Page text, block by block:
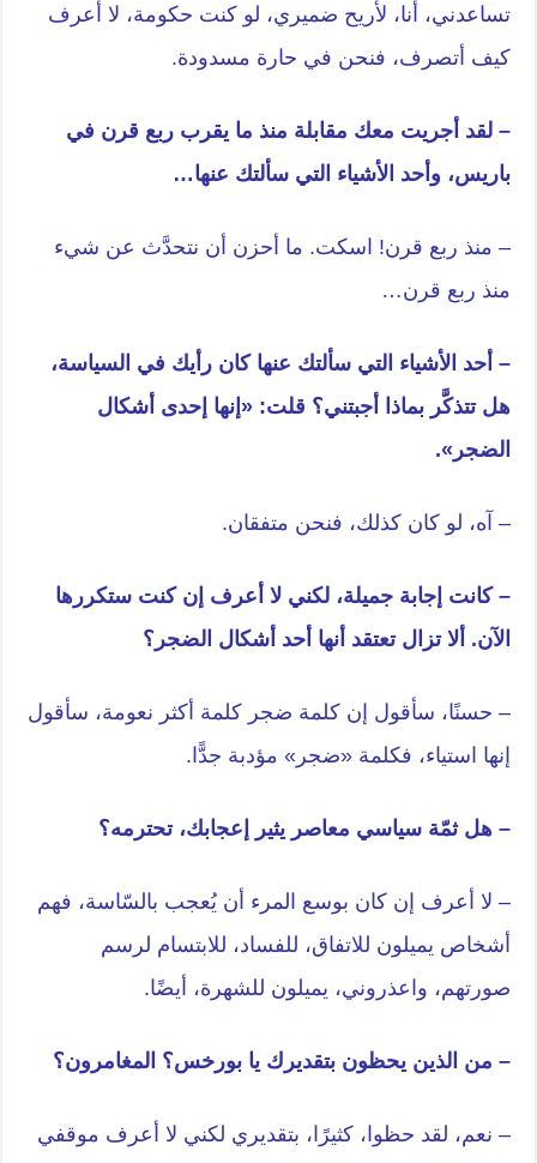
تساعدني، أنا، لأريح ضميري، لو كنت حكومة، لا أعرف
كيف أتصرف، فنحن في حارة مسدودة.
– لقد أجريت معك مقابلة منذ ما يقرب ربع قرن في
باريس، وأحد الأشياء التي سألتك عنها…
– منذ ربع قرن! اسكت. ما أحزن أن نتحدَّث عن شيء
منذ ربع قرن…
– أحد الأشياء التي سألتك عنها كان رأيك في السياسة،
هل تتذكَّر بماذا أجبتني؟ قلت: «إنها إحدى أشكال
الضجر».
– آه، لو كان كذلك، فنحن متفقان.
– كانت إجابة جميلة، لكني لا أعرف إن كنت ستكررها
الآن. ألا تزال تعتقد أنها أحد أشكال الضجر؟
– حسنًا، سأقول إن كلمة ضجر كلمة أكثر نعومة، سأقول
إنها استياء، فكلمة «ضجر» مؤدبة جدًّا.
– هل ثمّة سياسي معاصر يثير إعجابك، تحترمه؟
– لا أعرف إن كان بوسع المرء أن يُعجب بالسّاسة، فهم
أشخاص يميلون للاتفاق، للفساد، للابتسام لرسم
صورتهم، واعذروني، يميلون للشهرة، أيضًا.
– من الذين يحظون بتقديرك يا بورخس؟ المغامرون؟
– نعم، لقد حظوا، كثيرًا، بتقديري لكني لا أعرف موقفي